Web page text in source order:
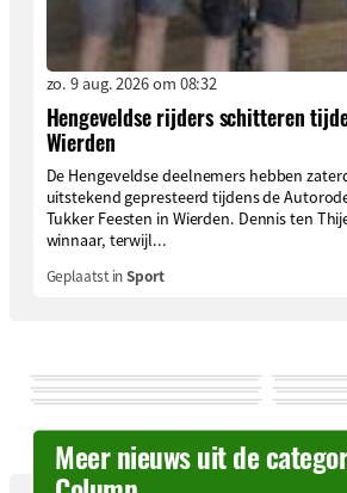
zo. 9 aug. 2026 om 08:32
Hengeveldse rijders schitteren
Wierden
De Hengeveldse deelnemers hebben
uitstekend gepresteerd tijdens de
Tukker Feesten in Wierden. Dennis ten
winnaar, terwijl...
Geplaatst inSport
Meer nieuws uit de